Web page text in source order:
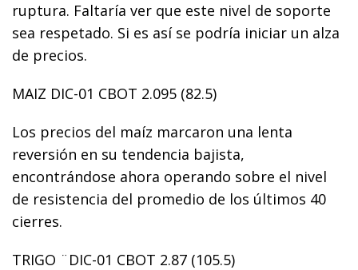
ruptura. Faltaría ver que este nivel de soporte
sea respetado. Si es así se podría iniciar un alza
de precios.
MAIZ DIC-01 CBOT 2.095 (82.5)
Los precios del maíz marcaron una lenta
reversión en su tendencia bajista,
encontrándose ahora operando sobre el nivel
de resistencia del promedio de los últimos 40
cierres.
TRIGO ¨DIC-01 CBOT 2.87 (105.5)